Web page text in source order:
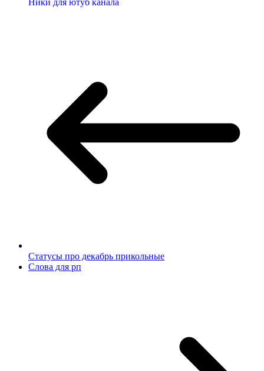
Ники для ютуб канала
Статусы про декабрь прикольные
Слова для рп